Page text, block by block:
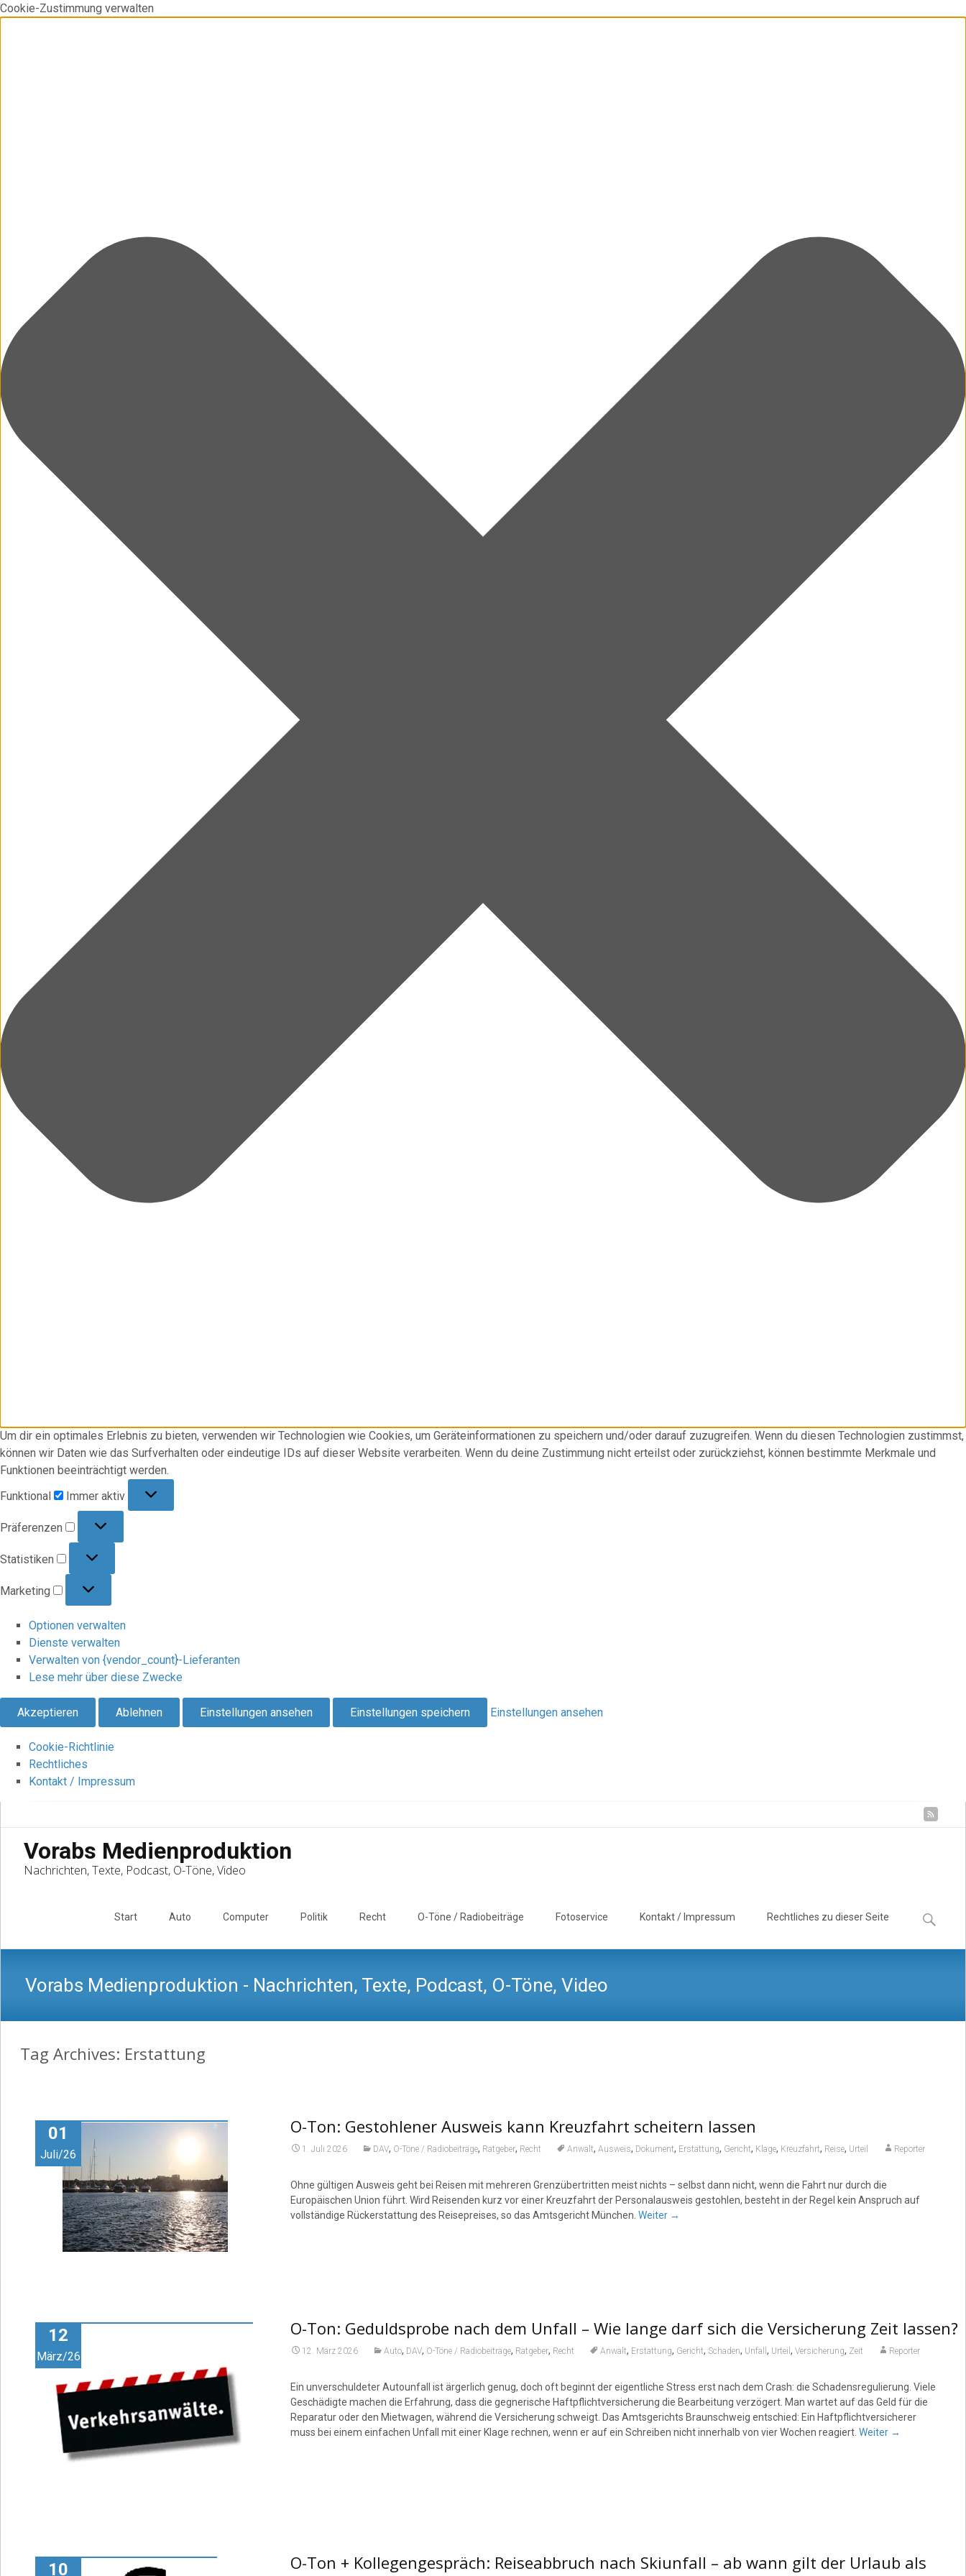
Cookie-Zustimmung verwalten
Um dir ein optimales Erlebnis zu bieten, verwenden wir Technologien wie Cookies, um Geräteinformationen zu speichern und/oder darauf zuzugreifen. Wenn du diesen Technologien zustimmst,
können wir Daten wie das Surfverhalten oder eindeutige IDs auf dieser Website verarbeiten. Wenn du deine Zustimmung nicht erteilst oder zurückziehst, können bestimmte Merkmale und
Funktionen beeinträchtigt werden.
Funktional
Immer aktiv
Präferenzen
Statistiken
Marketing
Optionen verwalten
Dienste verwalten
Verwalten von {vendor_count}-Lieferanten
Lese mehr über diese Zwecke
Akzeptieren Ablehnen Einstellungen ansehen Einstellungen speichern Einstellungen ansehen
Cookie-Richtlinie
Rechtliches
Kontakt / Impressum
Vorabs Medienproduktion
Nachrichten, Texte, Podcast, O-Töne, Video
Start Auto Computer Politik Recht O-Töne / Radiobeiträge Fotoservice Kontakt / Impressum Rechtliches zu dieser Seite
Suchen
nach:
Vorabs Medienproduktion - Nachrichten, Texte, Podcast, O-Töne, Video
Tag Archives: Erstattung
01
Juli/26
O-Ton: Gestohlener Ausweis kann Kreuzfahrt scheitern lassen
1. Juli 2026 DAV, O-Töne / Radiobeiträge, Ratgeber, Recht Anwalt, Ausweis, Dokument, Erstattung, Gericht, Klage, Kreuzfahrt, Reise, Urteil Reporter
Ohne gültigen Ausweis geht bei Reisen mit mehreren Grenzübertritten meist nichts – selbst dann nicht, wenn die Fahrt nur durch die
Europäischen Union führt. Wird Reisenden kurz vor einer Kreuzfahrt der Personalausweis gestohlen, besteht in der Regel kein Anspruch auf
vollständige Rückerstattung des Reisepreises, so das Amtsgericht München. Weiter →
12
März/26
O-Ton: Geduldsprobe nach dem Unfall – Wie lange darf sich die Versicherung Zeit lassen?
12. März 2026 Auto, DAV, O-Töne / Radiobeiträge, Ratgeber, Recht Anwalt, Erstattung, Gericht, Schaden, Unfall , Urteil , Versicherung, Zeit Reporter
Ein unverschuldeter Autounfall ist ärgerlich genug, doch oft beginnt der eigentliche Stress erst nach dem Crash: die Schadensregulierung. Viele
Geschädigte machen die Erfahrung, dass die gegnerische Haftpflichtversicherung die Bearbeitung verzögert. Man wartet auf das Geld für die
Reparatur oder den Mietwagen, während die Versicherung schweigt. Das Amtsgerichts Braunschweig entschied: Ein Haftpflichtversicherer
muss bei einem einfachen Unfall mit einer Klage rechnen, wenn er auf ein Schreiben nicht innerhalb von vier Wochen reagiert. Weiter →
10
O-Ton + Kollegengespräch: Reiseabbruch nach Skiunfall – ab wann gilt der Urlaub als